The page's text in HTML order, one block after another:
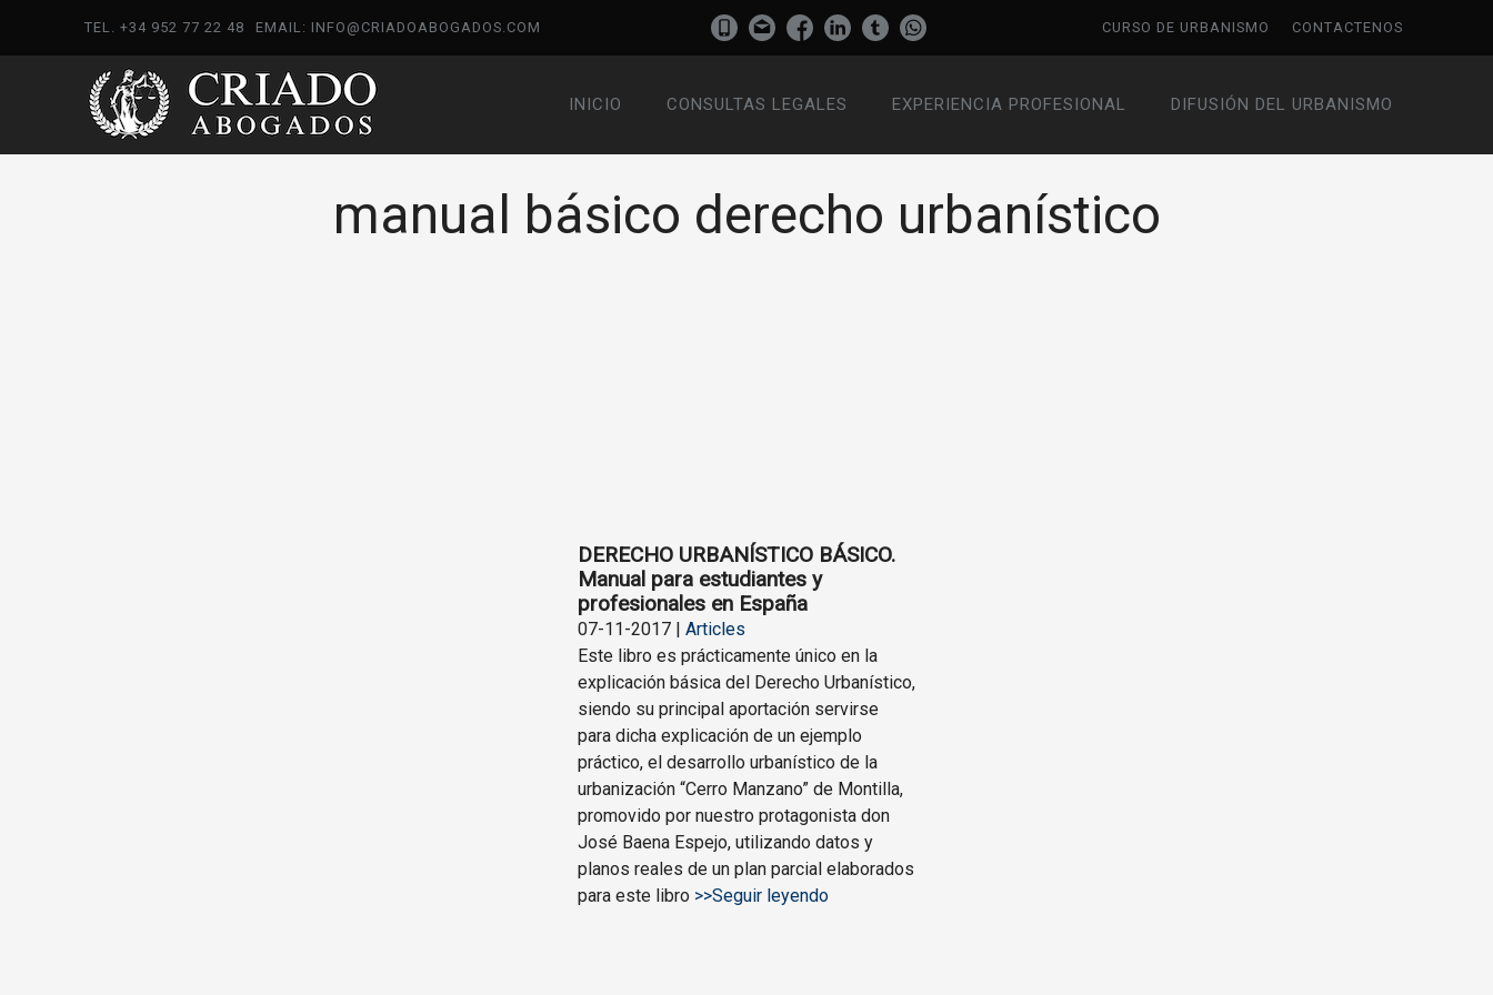
TEL. +34 952 77 22 48 EMAIL: INFO@CRIADOABOGADOS.COM CURSO DE URBANISMO CONTACTENOS
INICIO CONSULTAS LEGALES EXPERIENCIA PROFESIONAL DIFUSIÓN DEL URBANISMO
manual básico derecho urbanístico
DERECHO URBANÍSTICO BÁSICO.
Manual para estudiantes y
profesionales en España
07-11-2017 | Articles
Este libro es prácticamente único en la
explicación básica del Derecho Urbanístico,
siendo su principal aportación servirse
para dicha explicación de un ejemplo
práctico, el desarrollo urbanístico de la
urbanización “Cerro Manzano” de Montilla,
promovido por nuestro protagonista don
José Baena Espejo, utilizando datos y
planos reales de un plan parcial elaborados
para este libro >>Seguir leyendo